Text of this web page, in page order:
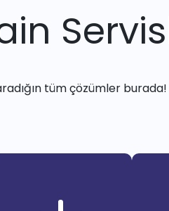
tüm çözümler burada!